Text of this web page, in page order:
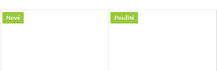
Nové Použité